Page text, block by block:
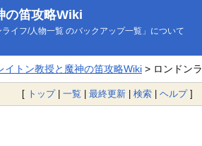
の笛攻略Wiki
イフ/人物一覧 のバックアップ一覧」について
イトン教授と魔神の笛攻略Wiki> ロンドン
[ トップ| 一覧 | 最終更新 | 検索 | ヘルプ]